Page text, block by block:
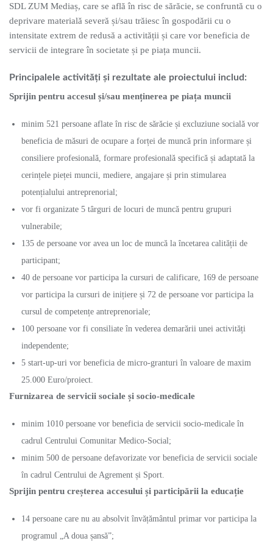
SDL ZUM Mediaș, care se află în risc de sărăcie, se confruntă cu o
deprivare materială severă și/sau trăiesc în gospodării cu o
intensitate extrem de redusă a activității și care vor beneficia de
servicii de integrare în societate și pe piața muncii.
Principalele activități și rezultate ale proiectului includ:
Sprijin pentru accesul și/sau menținerea pe piața muncii
minim 521 persoane aflate în risc de sărăcie și excluziune socială vor
beneficia de măsuri de ocupare a forței de muncă prin informare și
consiliere profesională, formare profesională specifică și adaptată la
cerințele pieței muncii, mediere, angajare și prin stimularea
potențialului antreprenorial;
vor fi organizate 5 târguri de locuri de muncă pentru grupuri
vulnerabile;
135 de persoane vor avea un loc de muncă la încetarea calității de
participant;
40 de persoane vor participa la cursuri de calificare, 169 de persoane
vor participa la cursuri de inițiere și 72 de persoane vor participa la
cursul de competențe antreprenoriale;
100 persoane vor fi consiliate în vederea demarării unei activități
independente;
5 start-up-uri vor beneficia de micro-granturi în valoare de maxim
25.000 Euro/proiect.
Furnizarea de servicii sociale și socio-medicale
minim 1010 persoane vor beneficia de servicii socio-medicale în
cadrul Centrului Comunitar Medico-Social;
minim 500 de persoane defavorizate vor beneficia de servicii sociale
în cadrul Centrului de Agrement și Sport.
Sprijin pentru creșterea accesului și participării la educație
14 persoane care nu au absolvit învățământul primar vor participa la
programul „A doua șansă”;